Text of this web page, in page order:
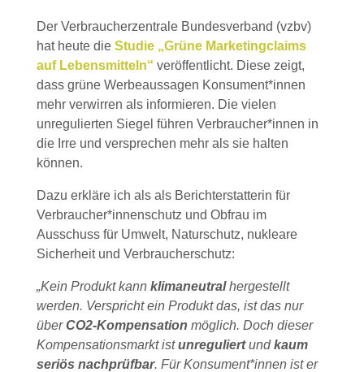
Der Verbraucherzentrale Bundesverband (vzbv)
hat heute die Studie „Grüne Marketingclaims
auf Lebensmitteln“ veröffentlicht. Diese zeigt,
dass grüne Werbeaussagen Konsument*innen
mehr verwirren als informieren. Die vielen
unregulierten Siegel führen Verbraucher*innen in
die Irre und versprechen mehr als sie halten
können.
Dazu erkläre ich als als Berichterstatterin für
Verbraucher*innenschutz und Obfrau im
Ausschuss für Umwelt, Naturschutz, nukleare
Sicherheit und Verbraucherschutz:
„Kein Produkt kann klimaneutralhergestellt
werden. Verspricht ein Produkt das, ist das nur
überCO2-Kompensation möglich. Doch dieser
Kompensationsmarkt istunreguliertundkaum
seriös nachprüfbar. Für Konsument*innen ist er